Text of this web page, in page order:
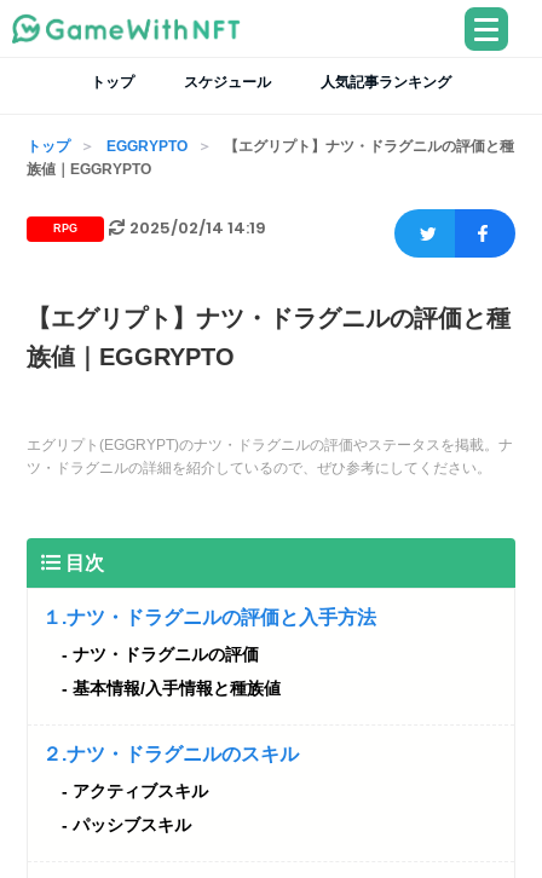
トップ スケジュール 人気記事ランキング
トップ EGGRYPTO
【エグリプト】ナツ・ドラグニルの評価と種
族値｜EGGRYPTO
RPG 2025/02/14 14:19
【エグリプト】ナツ・ドラグニルの評価と種
族値｜EGGRYPTO
エグリプト(EGGRYPT)のナツ・ドラグニルの評価やステータスを掲載。ナ
ツ・ドラグニルの詳細を紹介しているので、ぜひ参考にしてください。
目次
１.ナツ・ドラグニルの評価と入手方法
ナツ・ドラグニルの評価
基本情報/入手情報と種族値
２.ナツ・ドラグニルのスキル
アクティブスキル
パッシブスキル